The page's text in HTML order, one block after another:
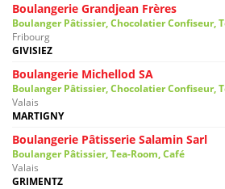
Boulangerie Grandjean Frères
Boulanger Pâtissier, Chocolatier Confiseur,
Fribourg
GIVISIEZ
Boulangerie Michellod SA
Boulanger Pâtissier, Chocolatier Confiseur,
Valais
MARTIGNY
Boulangerie Pâtisserie Salamin Sarl
Boulanger Pâtissier, Tea-Room, Café
Valais
GRIMENTZ